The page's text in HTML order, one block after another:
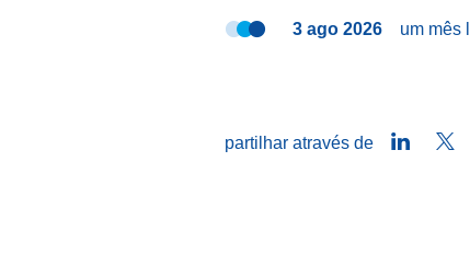
3 ago 2026 um mês
partilhar através de LinkedIn